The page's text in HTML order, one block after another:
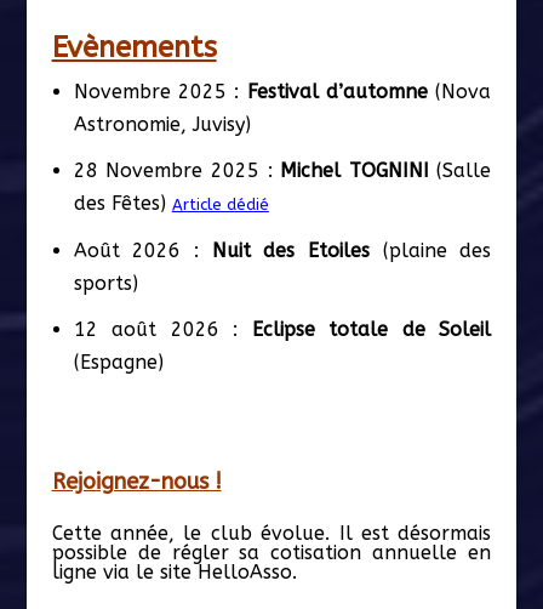
Evènements
Novembre 2025 : Festival d’automne (Nova
Astronomie, Juvisy)
28 Novembre 2025 : Michel TOGNINI (Salle
des Fêtes) Article dédié
Août 2026 : Nuit des Etoiles (plaine des
sports)
12 août 2026 :
Eclipse totale de Soleil
(Espagne)
Rejoignez-nous !
Cette année, le club évolue. Il est désormais
possible de régler sa cotisation annuelle en
ligne via le site HelloAsso.